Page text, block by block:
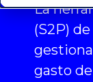
La
(S2P)
gasto